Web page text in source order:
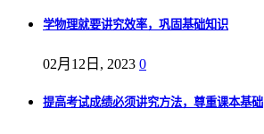
学物理就要讲究效率，巩固基础知识
02月12日, 2023 0
提高考试成绩必须讲究方法，尊重课本基础